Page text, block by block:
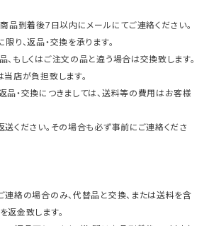
品到着後7日以内にメールにてご連絡ください。
り、返品・交換を承ります。
もしくはご注文の品と違う場合は交換致します。
店が負担致します。
・交換につきましては、送料等の費用はお客様
ください。その場合も必ず事前にご連絡くださ
絡の場合のみ、代替品と交換、または送料を含
返金致します。